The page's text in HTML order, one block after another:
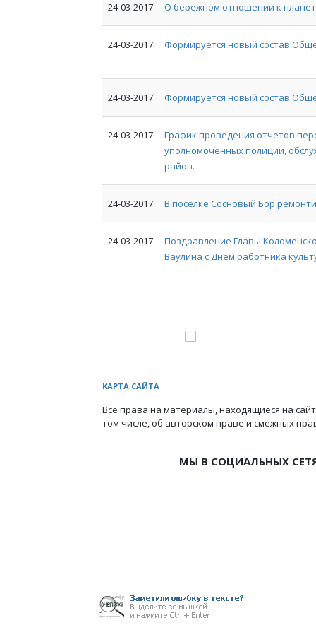
24-03-2017 О бережном отношении к
24-03-2017 Формируется новый состав
24-03-2017 Формируется новый состав
24-03-2017
График проведения отчетов
уполномоченных полиции,
район.
24-03-2017 В поселке Сосновый Бор
24-03-2017
Поздравление Главы
Ваулина с Днем работника
КАРТА САЙТА
Все права на материалы, находящиеся на
том числе, об авторском праве и смежных
МЫ В СОЦИАЛЬНЫХ